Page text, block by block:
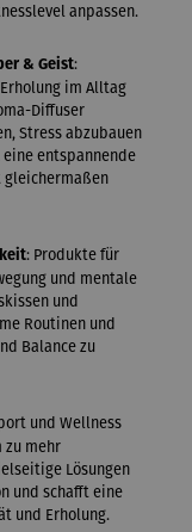
anpassen.
& Geist:
im Alltag
Diffuser
Stress abzubauen
eine entspannende
gleichermaßen
: Produkte für
und mentale
und
Routinen und
Balance zu
und Wellness
zu mehr
Lösungen
und schafft eine
und Erholung.